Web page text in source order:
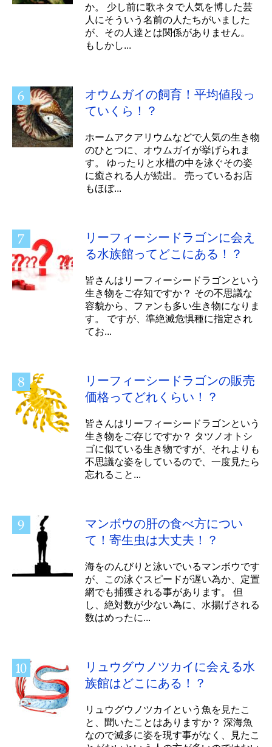
か。 少し前に歌ネタで人気を博した芸
人にそういう名前の人たちがいました
が、その人達とは関係がありません。
もしかし...
オウムガイの飼育！平均値段っ
ていくら！？
ホームアクアリウムなどで人気の生き物
のひとつに、オウムガイが挙げられま
す。 ゆったりと水槽の中を泳ぐその姿
に癒される人が続出。 売っているお店
もほぼ...
リーフィーシードラゴンに会え
る水族館ってどこにある！？
皆さんはリーフィーシードラゴンという
生き物をご存知ですか？ その不思議な
容貌から、ファンも多い生き物になりま
す。 ですが、準絶滅危惧種に指定され
てお...
リーフィーシードラゴンの販売
価格ってどれくらい！？
皆さんはリーフィーシードラゴンという
生き物をご存じですか？ タツノオトシ
ゴに似ている生き物ですが、それよりも
不思議な姿をしているので、一度見たら
忘れること...
マンボウの肝の食べ方につい
て！寄生虫は大丈夫！？
海をのんびりと泳いでいるマンボウです
が、この泳ぐスピードが遅い為か、定置
網でも捕獲される事があります。 但
し、絶対数が少ない為に、水揚げされる
数はめったに...
リュウグウノツカイに会える水
族館はどこにある！？
リュウグウノツカイという魚を見たこ
と、聞いたことはありますか？ 深海魚
なので滅多に姿を現す事がなく、見たこ